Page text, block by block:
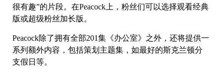
很有趣”的片段。在Peacock上，粉丝们可以选择观看经典
版或超级粉丝加长版。
Peacock除了拥有全部201集《办公室》之外，还将提供一
系列额外内容，包括策划主题集，如最好的斯克兰顿分
支假日等。